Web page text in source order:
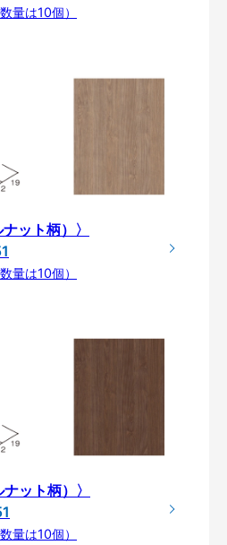
量は10個）
ット柄）〉
量は10個）
ット柄）〉
量は10個）